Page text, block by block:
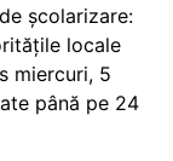
școlarizare:
locale
miercuri, 5
până pe 24